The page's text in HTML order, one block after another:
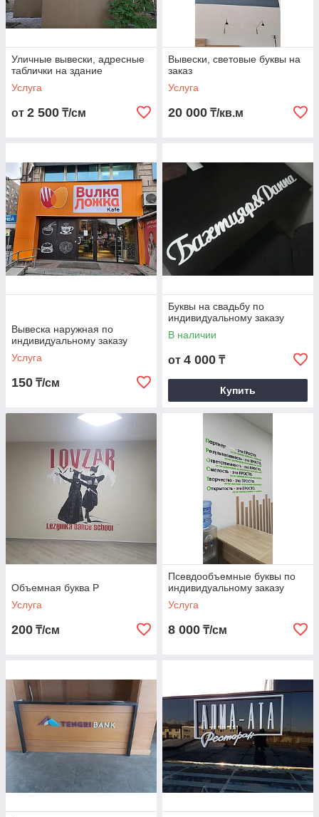
которая
Заказ и доставка
Мы работаем по
предоплате не
менее 80% от
суммы заказа
Оплата по
безналичному
расчету
курьером или
транспортной
компанией
Наш офис находится в городе Алматы. Обращайтесь
К нам обращаются клиенты со всего
Казахстана. Свяжитесь с нами для заказа
любого вида букв. Мы уверены, что вы
останетесь довольны результатом и с
удовольствием продолжите сотрудничество
с нами!
Уличные вывески, адресные
таблички на здание
Услуга
от 2 500 ₸/см
Вывески, световые буквы на
заказ
Услуга
20 000 ₸/кв.м
Вывеска наружная по
индивидуальному заказу
Услуга
150 ₸/см
Буквы на свадьбу по
индивидуальному заказу
В наличии
от 4 000 ₸
Купить
Объемная буква Р
Услуга
200 ₸/см
Псевдообъемные буквы по
индивидуальному заказу
Услуга
8 000 ₸/см